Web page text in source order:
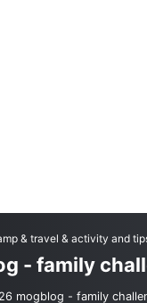
& travel & activity and
- family
mogblog - family